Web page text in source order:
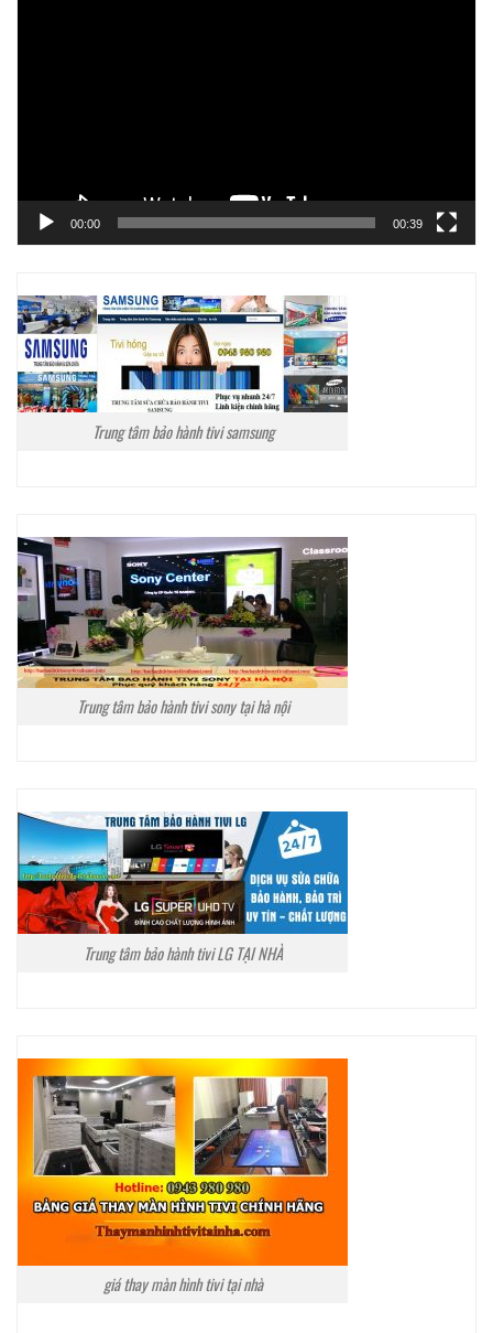
00:00 00:39
Trung tâm bảo hành tivi samsung
Trung tâm bảo hành tivi sony tại hà nội
Trung tâm bảo hành tivi LG TẠI NHÀ
giá thay màn hình tivi tại nhà